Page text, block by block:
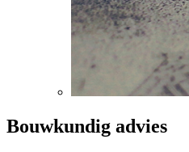
Bouwkundig advies